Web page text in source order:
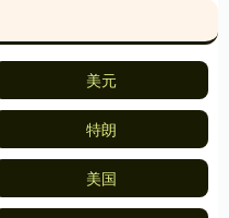
美元
特朗
美国